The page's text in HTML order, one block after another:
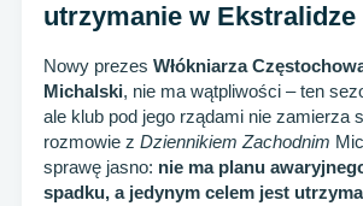
utrzymanie w Ekstralidze
Nowy prezes Włókniarza
Michalski, nie ma wątpliwości – ten
ale klub pod jego rządami nie zamierza
rozmowie z Dziennikiem Zachodnim
sprawę jasno: nie ma planu
spadku, a jedynym celem jest